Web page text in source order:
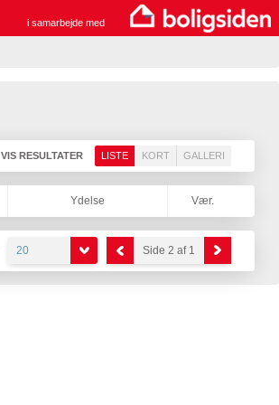
i samarbejde med
VIS RESULTATER LISTE KORT GALLERI
Ydelse Vær.
20 Side 2 af 1